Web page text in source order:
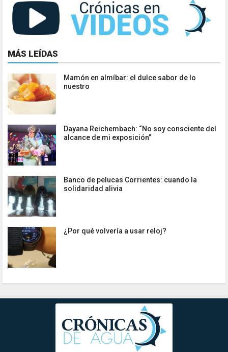
MÁS LEÍDAS
Mamón en almíbar: el dulce sabor de lo
nuestro
Dayana Reichembach: “No soy consciente del
alcance de mi exposición”
Banco de pelucas Corrientes: cuando la
solidaridad alivia
¿Por qué volvería a usar reloj?